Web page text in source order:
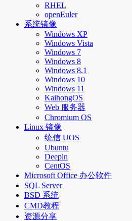
RHEL
openEuler
系统镜像
Windows XP
Windows Vista
Windows 7
Windows 8
Windows 8.1
Windows 10
Windows 11
KaihongOS
Web 服务器
Chromium OS
Linux 镜像
统信 UOS
Ubuntu
Deepin
CentOS
Microsoft Office 办公软件
SQL Server
BSD 系统
CMD教程
资源分享